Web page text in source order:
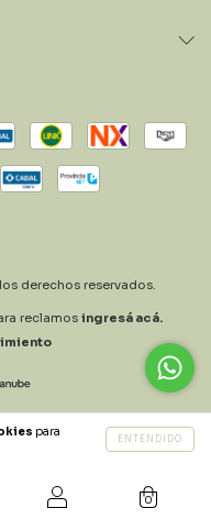
para
ENTENDIDO
0
derechos reservados.
reclamos ingresá acá.